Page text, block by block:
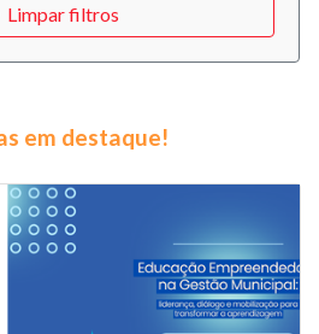
Limpar filtros
em destaque!